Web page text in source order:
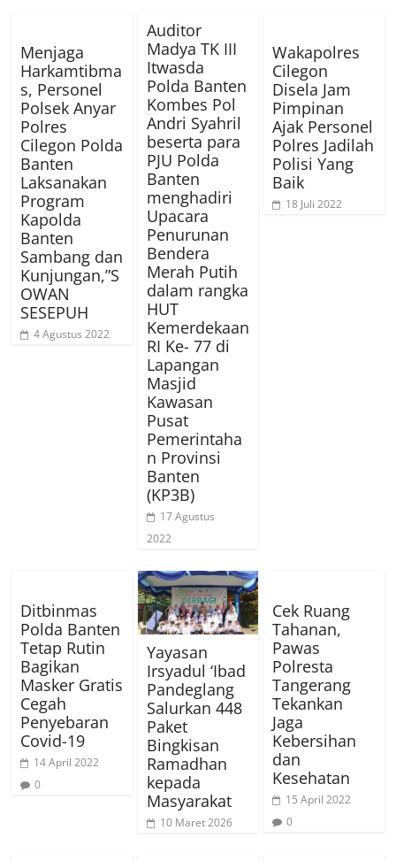
Menjaga
Harkamtibma
s, Personel
Polsek Anyar
Polres
Cilegon Polda
Banten
Laksanakan
Program
Kapolda
Banten
Sambang dan
Kunjungan,”S
OWAN
SESEPUH
4 Agustus 2022
Auditor
Madya TK III
Itwasda
Polda Banten
Kombes Pol
Andri Syahril
beserta para
PJU Polda
Banten
menghadiri
Upacara
Penurunan
Bendera
Merah Putih
dalam rangka
HUT
Kemerdekaan
RI Ke- 77 di
Lapangan
Masjid
Kawasan
Pusat
Pemerintaha
n Provinsi
Banten
(KP3B)
17 Agustus
2022
Wakapolres
Cilegon
Disela Jam
Pimpinan
Ajak Personel
Polres Jadilah
Polisi Yang
Baik
18 Juli 2022
Ditbinmas
Polda Banten
Tetap Rutin
Bagikan
Masker Gratis
Cegah
Penyebaran
Covid-19
14 April 2022
0
Yayasan
Irsyadul ‘Ibad
Pandeglang
Salurkan 448
Paket
Bingkisan
Ramadhan
kepada
Masyarakat
10 Maret 2026
Cek Ruang
Tahanan,
Pawas
Polresta
Tangerang
Tekankan
Jaga
Kebersihan
dan
Kesehatan
15 April 2022
0